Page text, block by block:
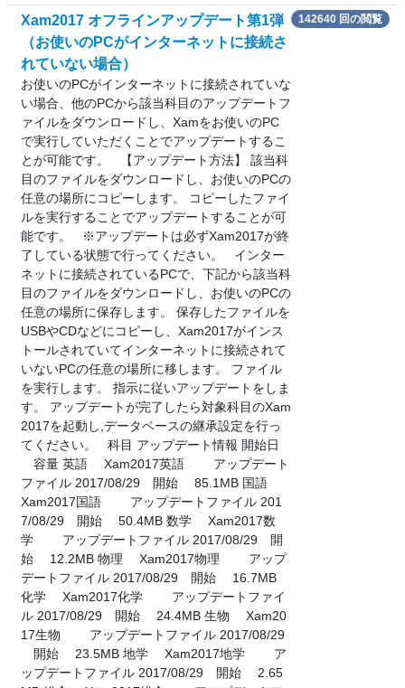
Xam2017 オフラインアップデート第1弾
（お使いのPCがインターネットに接続さ
れていない場合）
お使いのPCがインターネットに接続されていな
い場合、他のPCから該当科目のアップデートフ
ァイルをダウンロードし、Xamをお使いのPC
で実行していただくことでアップデートするこ
とが可能です。 【アップデート方法】 該当科
目のファイルをダウンロードし、お使いのPCの
任意の場所にコピーします。 コピーしたファイ
ルを実行することでアップデートすることが可
能です。 ※アップデートは必ずXam2017が終
了している状態で行ってください。 インター
ネットに接続されているPCで、下記から該当科
目のファイルをダウンロードし、お使いのPCの
任意の場所に保存します。 保存したファイルを
USBやCDなどにコピーし、Xam2017がインス
トールされていてインターネットに接続されて
いないPCの任意の場所に移します。 ファイル
を実行します。 指示に従いアップデートをしま
す。 アップデートが完了したら対象科目のXam
2017を起動し,データベースの継承設定を行っ
てください。 科目 アップデート情報 開始日
容量 英語 Xam2017英語 アップデート
ファイル 2017/08/29 開始 85.1MB 国語
Xam2017国語 アップデートファイル 201
7/08/29 開始 50.4MB 数学 Xam2017数
学 アップデートファイル 2017/08/29 開
始 12.2MB 物理 Xam2017物理 アップ
デートファイル 2017/08/29 開始 16.7MB
化学 Xam2017化学 アップデートファイ
ル 2017/08/29 開始 24.4MB 生物 Xam20
17生物 アップデートファイル 2017/08/29
開始 23.5MB 地学 Xam2017地学 ア
ップデートファイル 2017/08/29 開始 2.65
142640 回の閲覧